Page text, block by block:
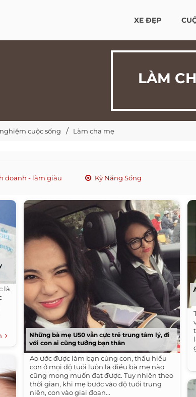
XE ĐẸP
LÀM
cuộc sống Làm cha mẹ
doanh - làm giàu Kỹ Năng Sống
là
Những bà mẹ U50 vẫn cực trẻ trung tâm lý, đi
với con ai cũng tưởng bạn thân
Ao ước được làm bạn cùng con, thấu hiểu
con ở mọi độ tuổi luôn là điều bà mẹ nào
cũng mong muốn đạt được. Tuy nhiên theo
thời gian, khi mẹ bước vào độ tuổi trung
niên, con vào giai đoạn...